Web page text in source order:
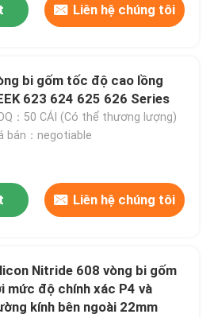
Liên hệ chúng tôi
bi gốm tốc độ cao lồng
623 624 625 626 Series
：50 CÁI (Có thể thương lượng)
bán：negotiable
Liên hệ chúng tôi
Nitride 608 vòng bi gốm
mức độ chính xác P4 và
kính bên ngoài 22mm